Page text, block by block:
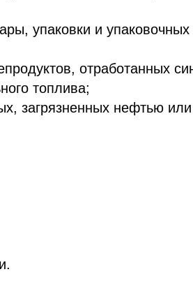
упаковки и
отработанных
топлива;
загрязненных нефтью или